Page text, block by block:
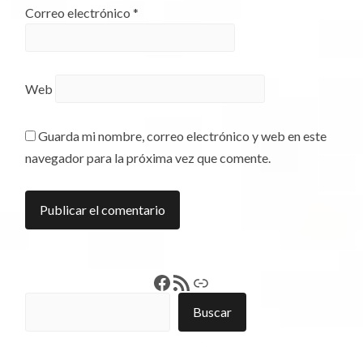
Correo electrónico*
Web
Guarda mi nombre, correo electrónico y web en este
navegador para la próxima vez que comente.
Francisco Pérez
Feed RSSEnlace
Buscar